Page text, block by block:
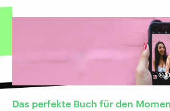
©
Das perfekte Buch für den